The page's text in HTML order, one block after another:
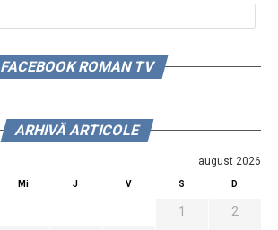
FACEBOOK ROMAN TV
ARHIVĂ ARTICOLE
august 2026
Mi J V S D
1
2